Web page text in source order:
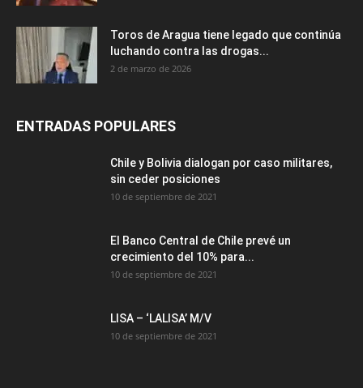
Toros de Aragua tiene legado que continúa
luchando contra las drogas...
2 de marzo de 2026
ENTRADAS POPULARES
Chile y Bolivia dialogan por caso militares,
sin ceder posiciones
10 de septiembre de 2021
El Banco Central de Chile prevé un
crecimiento del 10% para...
10 de septiembre de 2021
LISA – ‘LALISA’ M/V
10 de septiembre de 2021